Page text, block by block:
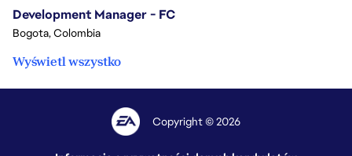
Development Manager - FC
Bogota, Colombia
Wyświetl wszystko
Copyright © 2026